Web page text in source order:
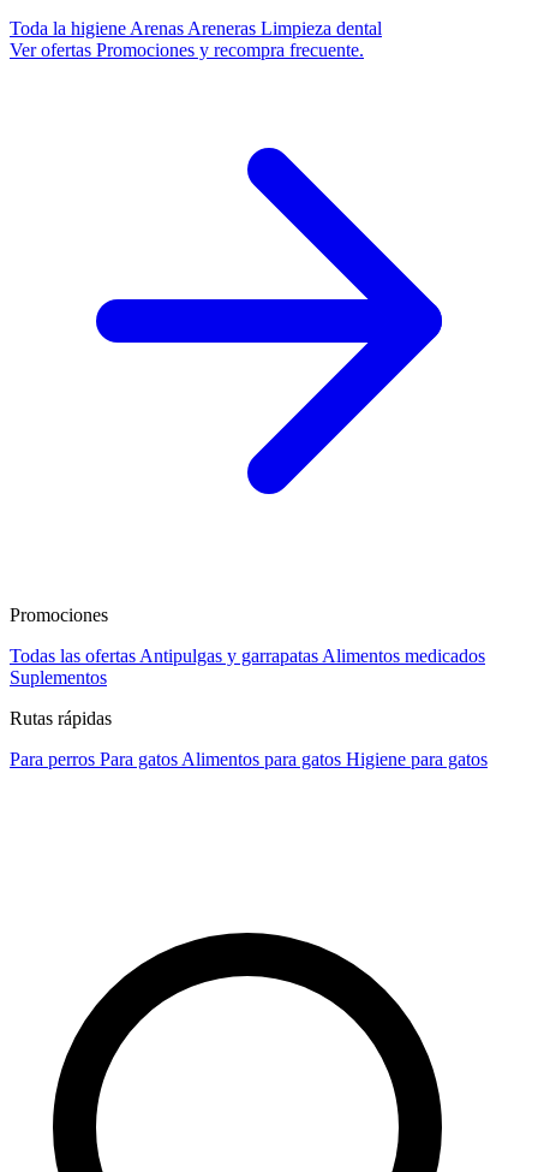
Toda la higiene Arenas Areneras Limpieza dental
Ver ofertas Promociones y recompra frecuente.
Promociones
Todas las ofertas Antipulgas y garrapatas Alimentos medicados
Suplementos
Rutas rápidas
Para perros Para gatos Alimentos para gatos Higiene para gatos